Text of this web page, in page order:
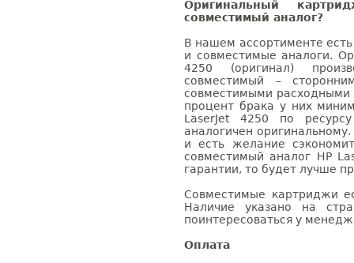
Оригинальный
совместимый аналог?
В нашем ассортименте
и совместимые аналоги.
4250 (оригинал)
совместимый –
совместимыми расходными
процент брака у них
LaserJet 4250 по
аналогичен
и есть желание
совместимый аналог HP
гарантии, то будет лучше
Совместимые картриджи
Наличие указано на
поинтересоваться у
Оплата